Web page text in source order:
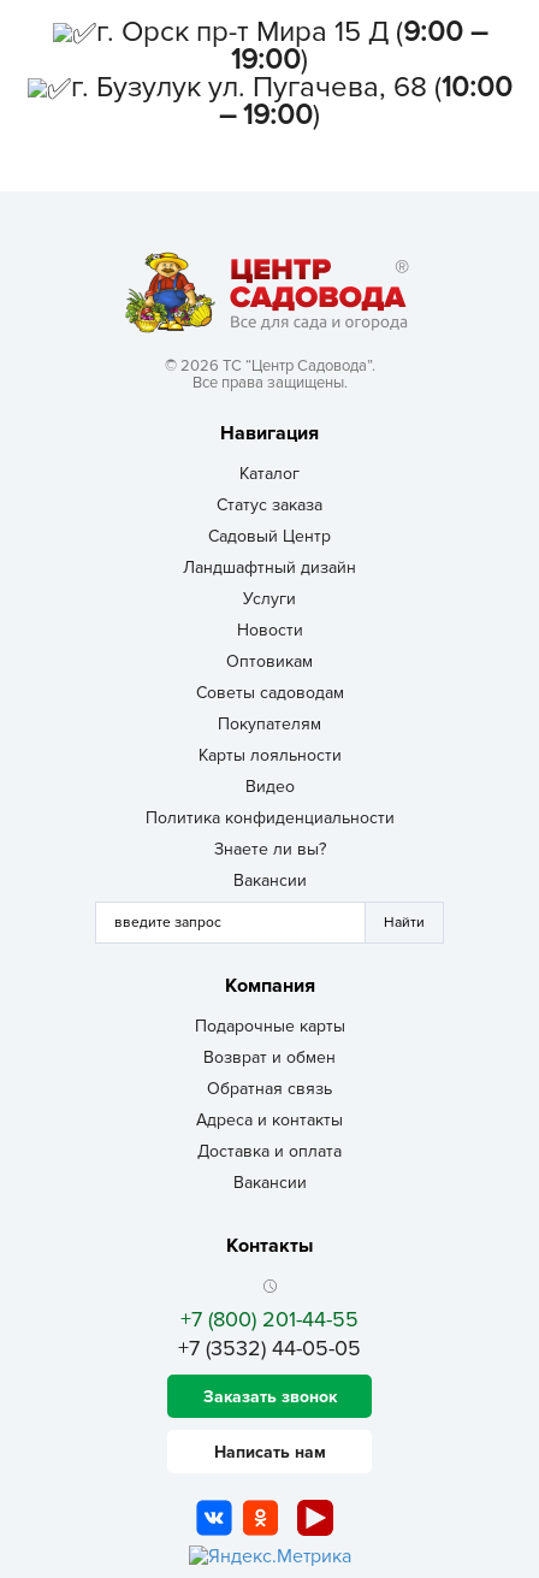
г. Орск пр-т Мира 15 Д (9:00 –
19:00)
г. Бузулук ул. Пугачева, 68 (10:00
– 19:00)
© 2026 ТС “Центр Садовода”.
Все права защищены.
Навигация
Каталог
Статус заказа
Садовый Центр
Ландшафтный дизайн
Услуги
Новости
Оптовикам
Советы садоводам
Покупателям
Карты лояльности
Видео
Политика конфиденциальности
Знаете ли вы?
Вакансии
Компания
Подарочные карты
Возврат и обмен
Обратная связь
Адреса и контакты
Доставка и оплата
Вакансии
Контакты
+7 (800) 201-44-55
+7 (3532) 44-05-05
Заказать звонок
Написать нам